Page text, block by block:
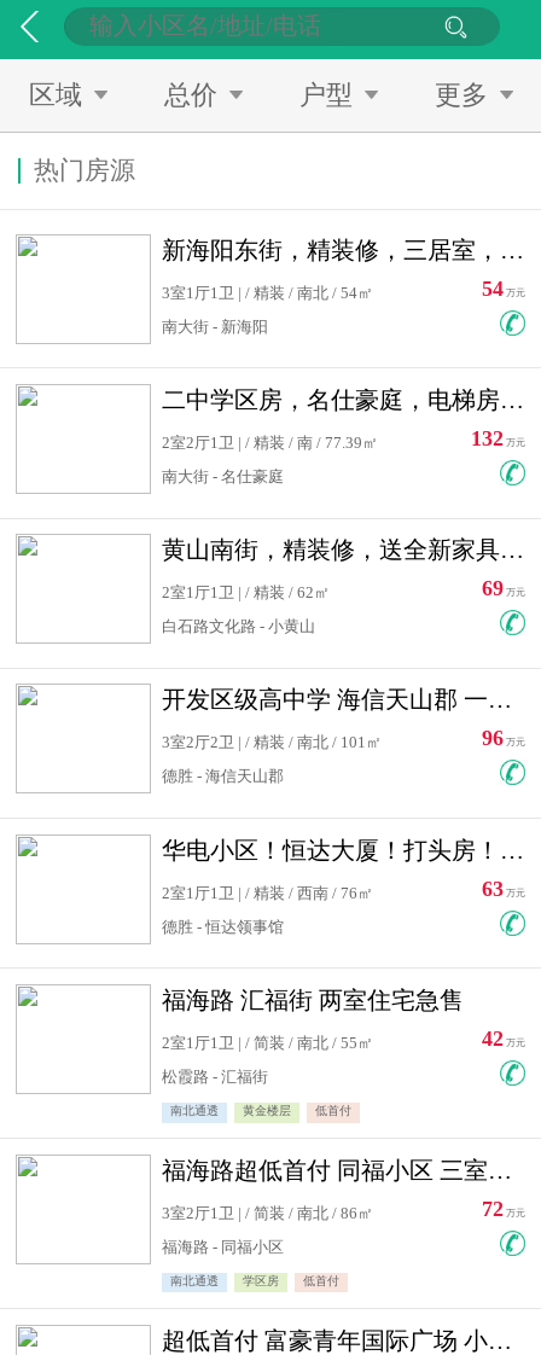
区域 总价 户型 更多
热门房源
新海阳东街，精装修，三居室，南北通透，拎包入住，单价低
3室1厅1卫 | / 精装 / 南北 / 54㎡
南大街 - 新海阳
54 万元
二中学区房，名仕豪庭，电梯房，双南卧室，单价低，急售
2室2厅1卫 | / 精装 / 南 / 77.39㎡
南大街 - 名仕豪庭
132 万元
黄山南街，精装修，送全新家具，看房有钥匙，实用面积大
2室1厅1卫 | / 精装 / 62㎡
白石路文化路 - 小黄山
69 万元
开发区级高中学 海信天山郡 一手合同没有税！ 送车位
3室2厅2卫 | / 精装 / 南北 / 101㎡
德胜 - 海信天山郡
96 万元
华电小区！恒达大厦！打头房！精装修！可低首付！随时看房！
2室1厅1卫 | / 精装 / 西南 / 76㎡
德胜 - 恒达领事馆
63 万元
福海路 汇福街 两室住宅急售
2室1厅1卫 | / 简装 / 南北 / 55㎡
松霞路 - 汇福街
南北通透 黄金楼层 低首付
42 万元
福海路超低首付 同福小区 三室住宅急售
3室2厅1卫 | / 简装 / 南北 / 86㎡
福海路 - 同福小区
南北通透 学区房 低首付
72 万元
超低首付 富豪青年国际广场 小高层住宅急售